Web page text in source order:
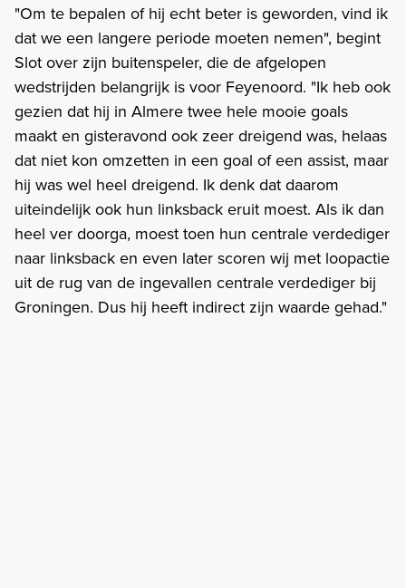
"Om te bepalen of hij echt beter is geworden, vind ik
dat we een langere periode moeten nemen", begint
Slot over zijn buitenspeler, die de afgelopen
wedstrijden belangrijk is voor Feyenoord. "Ik heb ook
gezien dat hij in Almere twee hele mooie goals
maakt en gisteravond ook zeer dreigend was, helaas
dat niet kon omzetten in een goal of een assist, maar
hij was wel heel dreigend. Ik denk dat daarom
uiteindelijk ook hun linksback eruit moest. Als ik dan
heel ver doorga, moest toen hun centrale verdediger
naar linksback en even later scoren wij met loopactie
uit de rug van de ingevallen centrale verdediger bij
Groningen. Dus hij heeft indirect zijn waarde gehad."